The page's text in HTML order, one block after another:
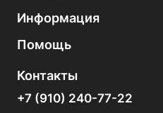
Информация
Помощь
Контакты
+7 (910) 240-77-22